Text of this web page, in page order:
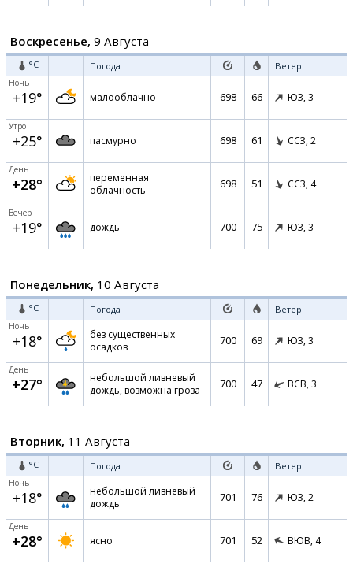
Воскресенье, 9 Августа
°C Погода Ветер
Ночь
+19° малооблачно 698 66 ЮЗ, 3
Утро
+25° пасмурно 698 61 ССЗ, 2
День
+28°
переменная
облачность
698 51 ССЗ, 4
Вечер
+19° дождь 700 75 ЮЗ, 3
Понедельник, 10 Августа
°C Погода Ветер
Ночь
+18°
без существенных
осадков
700 69 ЮЗ, 3
День
+27°
небольшой ливневый
дождь, возможна гроза
700 47 ВСВ, 3
Вторник, 11 Августа
°C Погода Ветер
Ночь
+18°
небольшой ливневый
дождь
701 76 ЮЗ, 2
День
+28° ясно 701 52 ВЮВ, 4